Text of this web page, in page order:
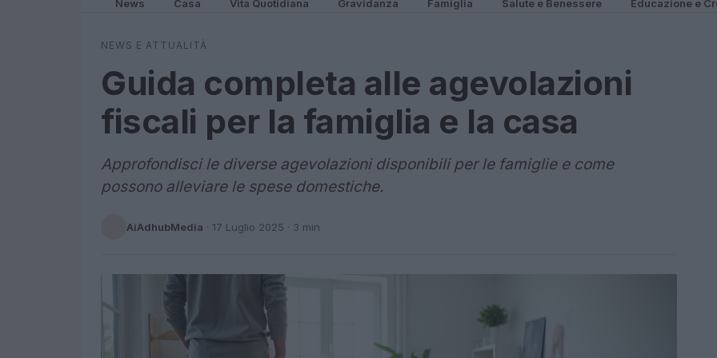
News Casa Vita Quotidiana Gravidanza Famiglia Salute e Benessere Educazione e
NEWS E ATTUALITÀ
Guida completa alle agevolazioni
fiscali per la famiglia e la casa
Approfondisci le diverse agevolazioni disponibili per le famiglie e come
possono alleviare le spese domestiche.
AiAdhubMedia · 17 Luglio 2025 · 3 min